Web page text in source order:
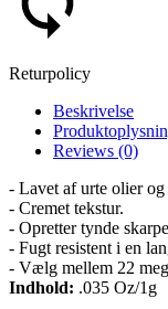
Returpolicy
Beskrivelse
Reviews (0)
- Lavet af urte olier
- Cremet tekstur.
- Opretter tynde
- Fugt resistent i en
- Vælg mellem 22
Indhold: .035 Oz/1g